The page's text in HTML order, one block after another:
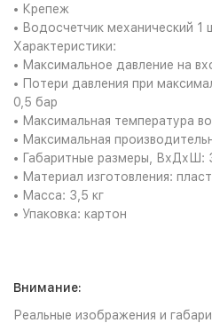
• Крепеж
• Водосчетчик механический 1
Характеристики:
• Максимальное давление на
• Потери давления при
0,5 бар
• Максимальная температура
• Максимальная
• Габаритные размеры, ВхДхШ:
• Материал изготовления:
• Масса: 3,5 кг
• Упаковка: картон
Внимание:
Реальные изображения и